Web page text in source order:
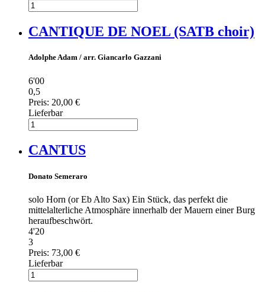
CANTIQUE DE NOEL (SATB choir)
Adolphe Adam / arr. Giancarlo Gazzani
6'00
0,5
Preis: 20,00 €
Lieferbar
CANTUS
Donato Semeraro
solo Horn (or Eb Alto Sax) Ein Stück, das perfekt die
mittelalterliche Atmosphäre innerhalb der Mauern einer Burg
heraufbeschwört.
4'20
3
Preis: 73,00 €
Lieferbar